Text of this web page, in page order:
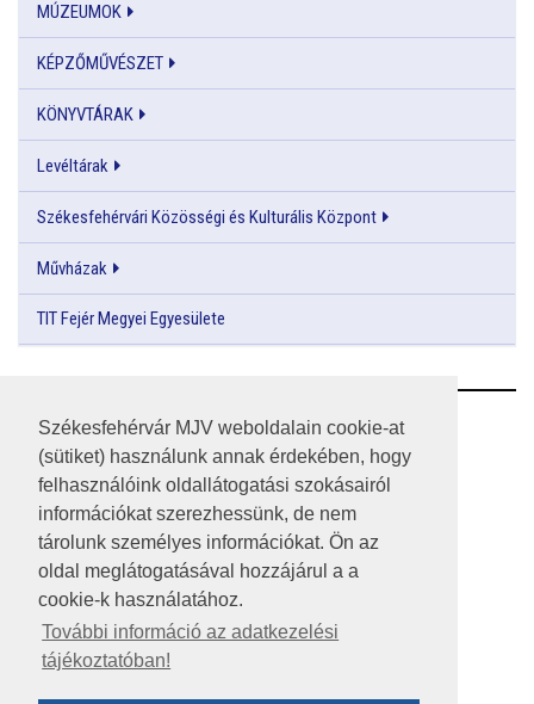
Székesfehérvár MJV weboldalain cookie-at
(sütiket) használunk annak érdekében, hogy
felhasználóink oldallátogatási szokásairól
információkat szerezhessünk, de nem
tárolunk személyes információkat. Ön az
oldal meglátogatásával hozzájárul a a
cookie-k használatához.
További információ az adatkezelési
tájékoztatóban!
MÚZEUMOK
KÉPZŐMŰVÉSZET
KÖNYVTÁRAK
Levéltárak
Székesfehérvári Közösségi és Kulturális Központ
Művházak
TIT Fejér Megyei Egyesülete
RSS
A HONLAP 2017.03.31-I ÁLLAPOTA
JOGI NYILATKOZAT
IMPRESSZUM
KÖZÉRDEKŰ ADATOK